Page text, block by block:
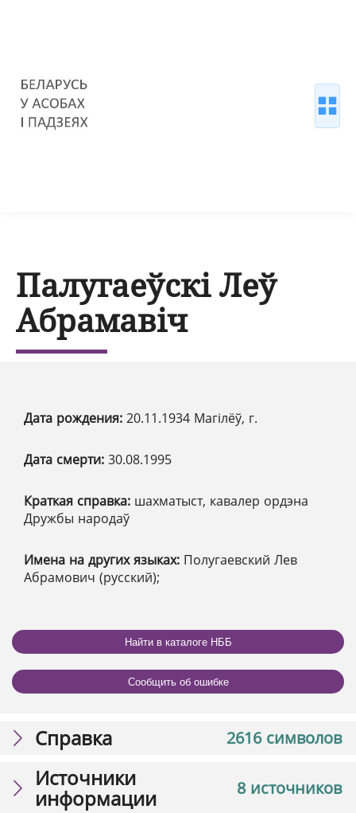
Палугаеўскі Леў
Абрамавіч
Дата рождения: 20.11.1934 Магілёў, г.
Дата смерти: 30.08.1995
Краткая справка: шахматыст, кавалер ордэна
Дружбы народаў
Имена на других языках: Полугаевский Лев
Абрамович (русский);
Найти в каталоге НББ
Сообщить об ошибке
2616 символов
Справка
8 источников
Источники
информации